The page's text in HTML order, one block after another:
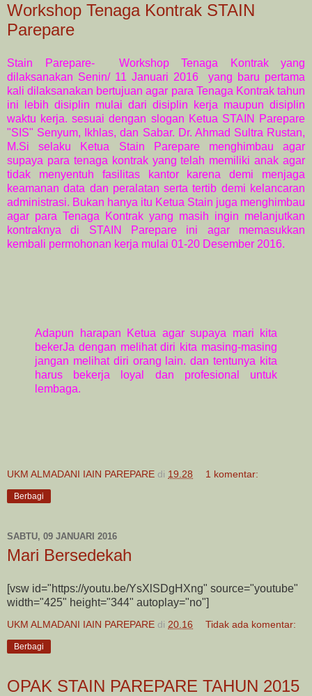
Workshop Tenaga Kontrak STAIN
Parepare
Stain Parepare- Workshop Tenaga Kontrak yang
dilaksanakan Senin/ 11 Januari 2016 yang baru pertama
kali dilaksanakan bertujuan agar para Tenaga Kontrak tahun
ini lebih disiplin mulai dari disiplin kerja maupun disiplin
waktu kerja. sesuai dengan slogan Ketua STAIN Parepare
"SIS" Senyum, Ikhlas, dan Sabar. Dr. Ahmad Sultra Rustan,
M.Si selaku Ketua Stain Parepare menghimbau agar
supaya para tenaga kontrak yang telah memiliki anak agar
tidak menyentuh fasilitas kantor karena demi menjaga
keamanan data dan peralatan serta tertib demi kelancaran
administrasi. Bukan hanya itu Ketua Stain juga menghimbau
agar para Tenaga Kontrak yang masih ingin melanjutkan
kontraknya di STAIN Parepare ini agar memasukkan
kembali permohonan kerja mulai 01-20 Desember 2016.
Adapun harapan Ketua agar supaya mari kita
bekerJa dengan melihat diri kita masing-masing
jangan melihat diri orang lain. dan tentunya kita
harus bekerja loyal dan profesional untuk
lembaga.
UKM ALMADANI IAIN PAREPARE di 19.28 1 komentar:
Berbagi
SABTU, 09 JANUARI 2016
Mari Bersedekah
[vsw id="https://youtu.be/YsXlSDgHXng" source="youtube"
width="425" height="344" autoplay="no"]
UKM ALMADANI IAIN PAREPARE di 20.16 Tidak ada komentar:
Berbagi
OPAK STAIN PAREPARE TAHUN 2015